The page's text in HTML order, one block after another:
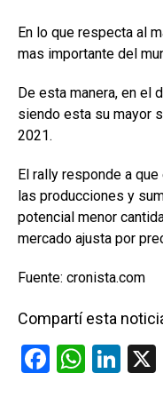
En lo que respecta al
mas importante del
De esta manera, en el
siendo esta su mayor
2021.
El rally responde a
las producciones y
potencial menor
mercado ajusta por
Fuente: cronista.com
Compartí esta
F
W Li